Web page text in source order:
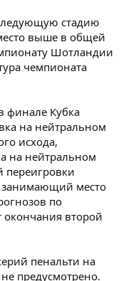
стадию
выше в общей
Шотландии
чемпионата
финале Кубка
на нейтральном
исхода,
на нейтральном
переигровки
занимающий место
по
второй
пенальти на
предусмотрено.